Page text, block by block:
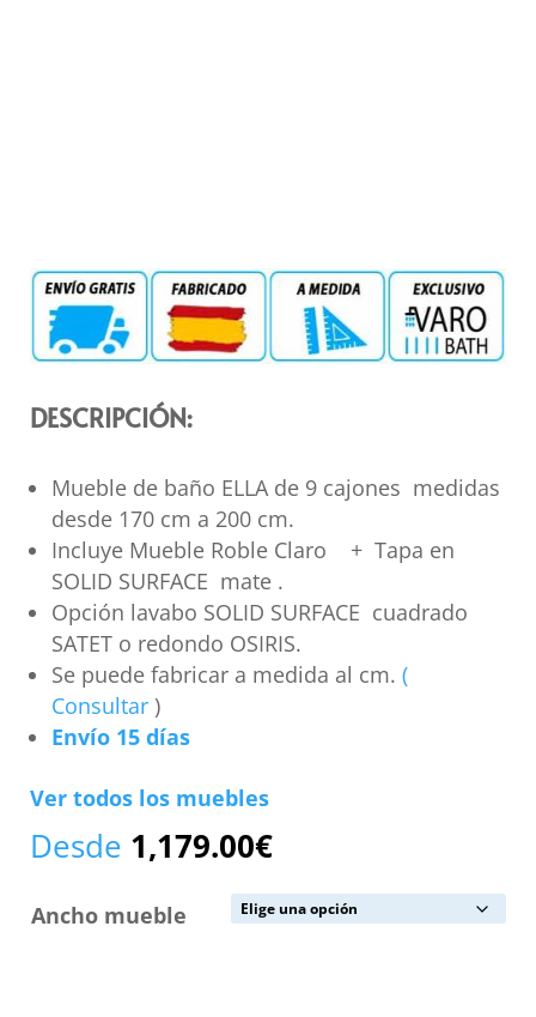
DESCRIPCIÓN:
Mueble de baño ELLA de 9 cajones medidas
desde 170 cm a 200 cm.
Incluye Mueble Roble Claro + Tapa en
SOLID SURFACE mate .
Opción lavabo SOLID SURFACE cuadrado
SATET o redondo OSIRIS.
Se puede fabricar a medida al cm. (
Consultar)
Envío 15 días
Ver todos los muebles
Desde 1,179.00€
Ancho mueble